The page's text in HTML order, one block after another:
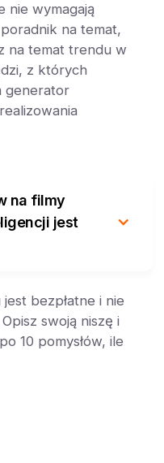
nie wymagają
na temat,
na temat trendu w
z których
generator
na filmy
jest
bezpłatne i nie
swoją niszę i
10 pomysłów, ile